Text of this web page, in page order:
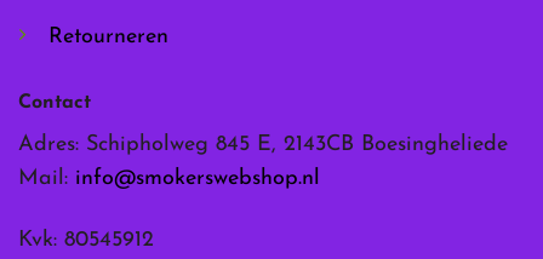
Retourneren
Contact
Adres: Schipholweg 845 E, 2143CB Boesingheliede
Mail: info@smokerswebshop.nl
Kvk: 80545912